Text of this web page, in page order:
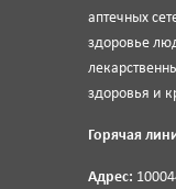
аптечных
здоровье
здоровья и
Горячая
Адрес: